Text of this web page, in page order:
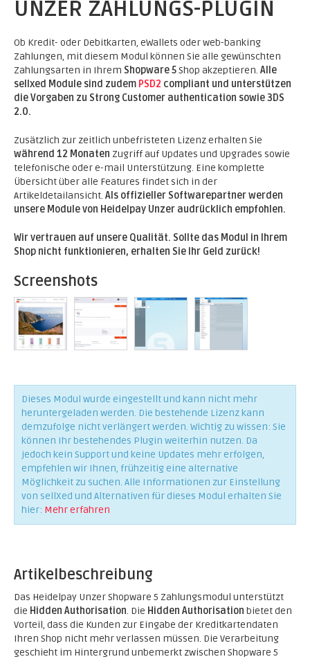
UNZER ZAHLUNGS-PLUGIN
Ob Kredit- oder Debitkarten, eWallets oder web-banking
Zahlungen, mit diesem Modul können Sie alle gewünschten
Zahlungsarten in Ihrem Shopware 5Shop akzeptieren. Alle
sellxed Module sind zudem PSD2 compliant und unterstützen
die Vorgaben zu Strong Customer authentication sowie 3DS
2.0.
Zusätzlich zur zeitlich unbefristeten Lizenz erhalten Sie
während 12 Monaten Zugriff auf Updates und Upgrades sowie
telefonische oder e-mail Unterstützung. Eine komplette
Übersicht über alle Features findet sich in der
Artikeldetailansicht. Als offizieller Softwarepartner werden
unsere Module von Heidelpay Unzer audrücklich empfohlen.
Wir vertrauen auf unsere Qualität. Sollte das Modul in Ihrem
Shop nicht funktionieren, erhalten Sie Ihr Geld zurück!
Screenshots
Dieses Modul wurde eingestellt und kann nicht mehr
heruntergeladen werden. Die bestehende Lizenz kann
demzufolge nicht verlängert werden. Wichtig zu wissen: Sie
können Ihr bestehendes Plugin weiterhin nutzen. Da
jedoch kein Support und keine Updates mehr erfolgen,
empfehlen wir Ihnen, frühzeitig eine alternative
Möglichkeit zu suchen. Alle Informationen zur Einstellung
von sellXed und Alternativen für dieses Modul erhalten Sie
hier: Mehr erfahren
Artikelbeschreibung
Das Heidelpay Unzer Shopware 5 Zahlungsmodul unterstützt
die Hidden Authorisation. Die Hidden Authorisation bietet den
Vorteil, dass die Kunden zur Eingabe der Kreditkartendaten
Ihren Shop nicht mehr verlassen müssen. Die Verarbeitung
geschieht im Hintergrund unbemerkt zwischen Shopware 5